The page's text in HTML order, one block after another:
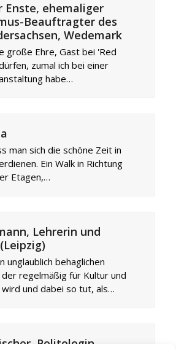
Enste, ehemaliger
Beauftragter des
Wedemark
große Ehre, Gast bei 'Red
zumal ich bei einer
habe…
man sich die schöne Zeit in
Ein Walk in Richtung
Etagen,…
Lehrerin und
unglaublich behaglichen
regelmäßig für Kultur und
und dabei so tut, als…
Politologin,
und Politik,